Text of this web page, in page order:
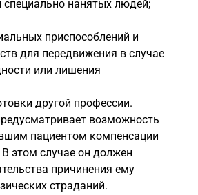
специально нанятых людей;
приспособлений и
для передвижения в случае
или лишения
другой профессии.
возможность
пациентом компенсации
этом случае он должен
причинения ему
страданий.